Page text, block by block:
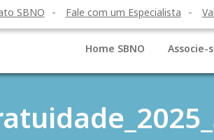
SBNO Fale com um Especialista
Home SBNO Associe-